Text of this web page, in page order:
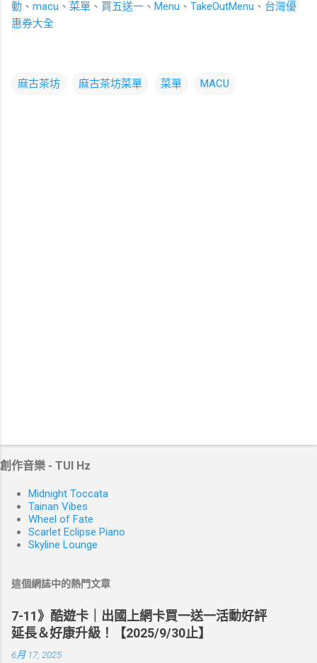
動 、 macu 、 菜單 、 買五送一 、 Menu 、 TakeOutMenu 、 台灣優
惠券大全
麻古茶坊 麻古茶坊菜單 菜單 MACU
創作音樂 - TUI Hz
Midnight Toccata
Tainan Vibes
Wheel of Fate
Scarlet Eclipse Piano
Skyline Lounge
這個網誌中的熱門文章
7-11》酷遊卡｜出國上網卡買一送一活動好評
延長＆好康升級！【2025/9/30止】
6月 17, 2025